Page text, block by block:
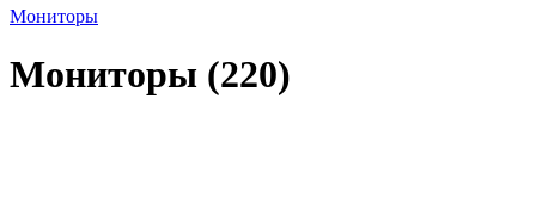
Мониторы
Мониторы (220)